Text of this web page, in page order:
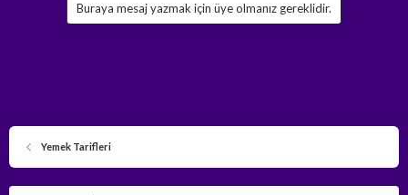
Buraya mesaj yazmak için üye olmanız gereklidir.
Yemek Tarifleri